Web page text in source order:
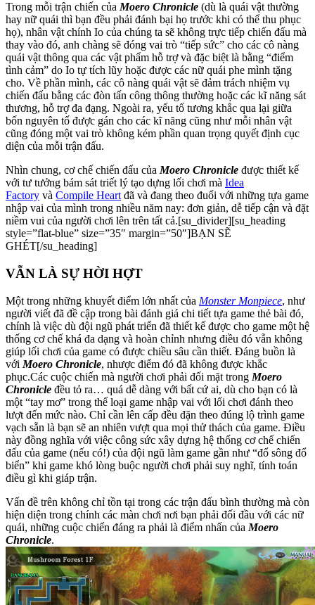
Trong mỗi trận chiến của Moero Chronicle (dù là quái vật thường
hay nữ quái thì bạn đều phải đánh bại họ trước khi có thể thu phục
họ), nhân vật chính Io của chúng ta sẽ không trực tiếp chiến đấu mà
thay vào đó, anh chàng sẽ đóng vai trò “tiếp sức” cho các cô nàng
quái vật thông qua các vật phẩm hỗ trợ và đặc biệt là bằng “điểm
tình cảm” do Io tự tích lũy hoặc được các nữ quái phe mình tặng
cho. Về phần mình, các cô nàng quái vật sẽ đảm trách nhiệm vụ
chiến đấu bằng các đòn tấn công thông thường hoặc các kĩ năng sát
thương, hỗ trợ đa đạng. Ngoài ra, yếu tố tương khắc qua lại giữa
bốn nguyên tố được gán cho các kĩ năng cũng như mỗi nhân vật
cũng đóng một vai trò không kém phần quan trọng quyết định cục
diện của mỗi trận đấu.
Nhìn chung, cơ chế chiến đấu của Moero Chronicle được thiết kế
với tư tưởng bám sát triết lý tạo dựng lối chơi mà Idea
Factory và Compile Heart đã và đang theo đuổi với những tựa game
nhập vai của mình trong nhiều năm nay: đơn giản, dễ tiếp cận và đặt
niềm vui của người chơi lên trên tất cả.[su_divider][su_heading
style=”flat-blue” size=”35″ margin=”50″]BẠN SẼ
GHÉT[/su_heading]
VẪN LÀ SỰ HỜI HỢT
Một trong những khuyết điểm lớn nhất của Monster Monpiece, như
người viết đã đề cập trong bài đánh giá chi tiết tựa game thẻ bài đó,
chính là việc dù đội ngũ phát triển đã thiết kế được cho game một hệ
thống cơ chế khá đa dạng và hoàn chỉnh nhưng điều đó vẫn không
giúp lối chơi của game có được chiều sâu cần thiết. Đáng buồn là
với Moero Chronicle, nhược điểm đó đã không được khắc
phục.Các cuộc chiến mà người chơi phải đối mặt trong Moero
Chronicle đều tỏ ra… quá dễ dàng với bất cứ ai, dù cho bạn có là
một “tay mơ” trong thể loại game nhập vai với lối chơi đánh theo
lượt đến mức nào. Chỉ cần lên cấp đều đặn theo đúng lộ trình game
vạch sẵn là bạn sẽ an nhiên vượt qua mọi thử thách của game. Điều
này đồng nghĩa với việc công sức xây dựng hệ thống cơ chế chiến
đấu của game (nếu có!) của đội ngũ làm game gần như “đổ sông đổ
biển” khi game khó lòng buộc người chơi phải suy nghĩ, tính toán
điều gì khi giáp trận.
Vấn đề trên không chỉ tồn tại trong các trận đấu bình thường mà còn
hiện diện trong chính các màn chơi nơi bạn phải đối đầu với các nữ
quái, những cuộc chiến đáng ra phải là điểm nhấn của Moero
Chronicle.